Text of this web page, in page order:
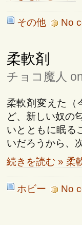
その他 No
柔軟剤
チョコ魔人
柔軟剤変えた（
ど、新しい奴の
いとともに眠る
いだろうから、
続きを読む » 柔
ホビー No